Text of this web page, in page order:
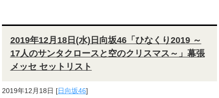
2019年12月18日(水)日向坂46「ひなくり2019 ～
17人のサンタクロースと空のクリスマス～」幕張
メッセ セットリスト
2019年12月18日 [日向坂46]